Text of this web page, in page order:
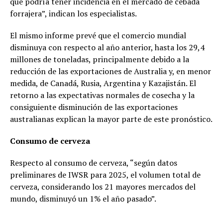
forrajera”, indican los especialistas.
El mismo informe prevé que el comercio mundial
disminuya con respecto al año anterior, hasta los 29,4
millones de toneladas, principalmente debido a la
reducción de las exportaciones de Australia y, en menor
medida, de Canadá, Rusia, Argentina y Kazajistán. El
retorno a las expectativas normales de cosecha y la
consiguiente disminución de las exportaciones
australianas explican la mayor parte de este pronóstico.
Consumo de cerveza
Respecto al consumo de cerveza, “según datos
preliminares de IWSR para 2025, el volumen total de
cerveza, considerando los 21 mayores mercados del
mundo, disminuyó un 1% el año pasado”.